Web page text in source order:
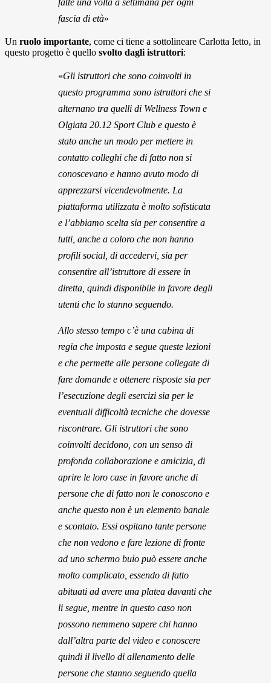
fatte una volta a settimana per ogni
fascia di età»
Un ruolo importante, come ci tiene a sottolineare Carlotta Ietto, in
questo progetto è quello svolto dagli istruttori:
«Gli istruttori che sono coinvolti in
questo programma sono istruttori che si
alternano tra quelli di Wellness Town e
Olgiata 20.12 Sport Club e questo è
stato anche un modo per mettere in
contatto colleghi che di fatto non si
conoscevano e hanno avuto modo di
apprezzarsi vicendevolmente. La
piattaforma utilizzata è molto sofisticata
e l’abbiamo scelta sia per consentire a
tutti, anche a coloro che non hanno
profili social, di accedervi, sia per
consentire all’istruttore di essere in
diretta, quindi disponibile in favore degli
utenti che lo stanno seguendo.
Allo stesso tempo c’è una cabina di
regia che imposta e segue queste lezioni
e che permette alle persone collegate di
fare domande e ottenere risposte sia per
l’esecuzione degli esercizi sia per le
eventuali difficoltà tecniche che dovesse
riscontrare. Gli istruttori che sono
coinvolti decidono, con un senso di
profonda collaborazione e amicizia, di
aprire le loro case in favore anche di
persone che di fatto non le conoscono e
anche questo non è un elemento banale
e scontato. Essi ospitano tante persone
che non vedono e fare lezione di fronte
ad uno schermo buio può essere anche
molto complicato, essendo di fatto
abituati ad avere una platea davanti che
li segue, mentre in questo caso non
possono nemmeno sapere chi hanno
dall’altra parte del video e conoscere
quindi il livello di allenamento delle
persone che stanno seguendo quella